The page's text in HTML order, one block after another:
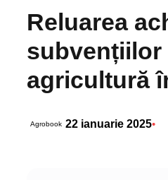
Reluarea
subvențiilor
agricultură
Agrobook 22 ianuarie 2025•